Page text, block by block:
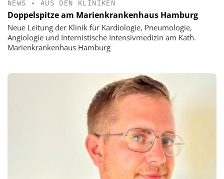
NEWS • AUS DEN KLINIKEN
Doppelspitze am Marienkrankenhaus Hamburg
Neue Leitung der Klinik für Kardiologie, Pneumologie,
Angiologie und Internistische Intensivmedizin am Kath.
Marienkrankenhaus Hamburg